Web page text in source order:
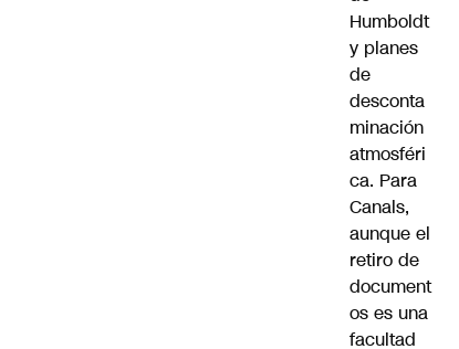
Humboldt
y planes
de
desconta
minación
atmosféri
ca. Para
Canals,
aunque el
retiro de
document
os es una
facultad